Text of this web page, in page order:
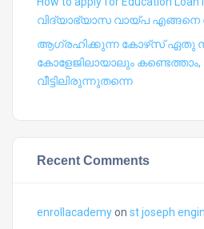
വിദ്യാഭ്യാസ വായ്പ എങ്ങനെ
ആഗ്രഹിക്കുന്ന കോഴ്‍സ് ഏതു
കോളേജിലായാലും കണ്ടെത്താം,
വീട്ടിലിരുന്നുതന്നെ
Recent Comments
enrollacademyon st joseph